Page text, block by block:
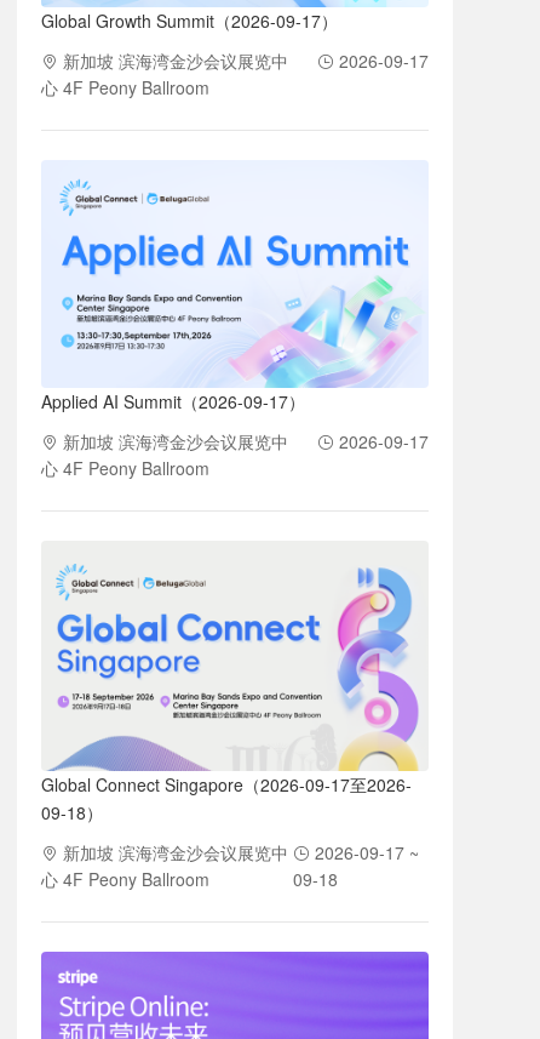
Global Growth Summit（2026-09-17）
新加坡 滨海湾金沙会议展览中
心 4F Peony Ballroom
2026-09-17
Applied AI Summit（2026-09-17）
新加坡 滨海湾金沙会议展览中
心 4F Peony Ballroom
2026-09-17
Global Connect Singapore（2026-09-17至2026-
09-18）
新加坡 滨海湾金沙会议展览中
心 4F Peony Ballroom
2026-09-17 ~
09-18